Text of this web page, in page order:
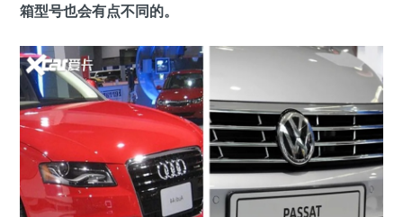
箱型号也会有点不同的。